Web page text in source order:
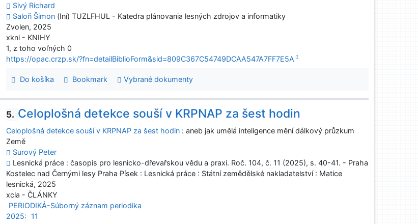
Sivý Richard
Saloň Šimon (Iní) TUZLFHUL - Katedra plánovania lesných zdrojov a informatiky
Zvolen, 2025
xkni - KNIHY
1, z toho voľných 0
https://opac.crzp.sk/?fn=detailBiblioForm&sid=809C367C54749DCAA547A7FF7E5A
Do košíka Bookmark Vybrané dokumenty
5. Celoplošná detekce souší v KRPNAP za šest hodin
Celoplošná detekce souší v KRPNAP za šest hodin : aneb jak umělá inteligence mění dálkový průzkum
Země
Surový Peter
Lesnická práce : časopis pro lesnicko-dřevařskou vědu a praxi. Roč. 104, č. 11 (2025), s. 40-41. - Praha
Kostelec nad Černými lesy Praha Písek : Lesnická práce : Státní zemědělské nakladatelství : Matice
lesnická, 2025
xcla - ČLÁNKY
PERIODIKÁ-Súborný záznam periodika
2025:
11